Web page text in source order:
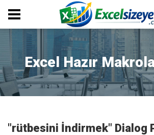
Excel Hazır
"rütbesini İndirmek" Dialog